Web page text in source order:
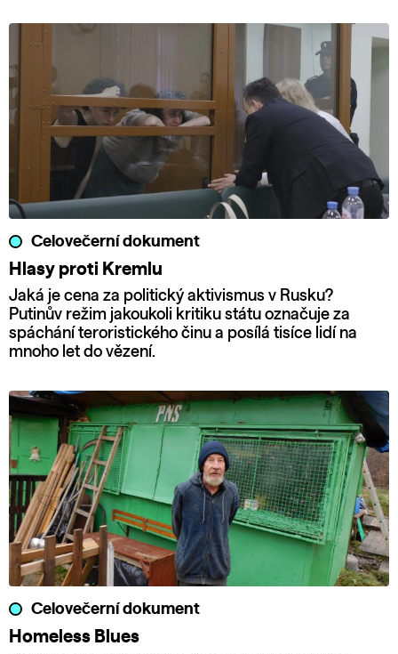
Celovečerní dokument
Hlasy proti Kremlu
Jaká je cena za politický aktivismus v Rusku?
Putinův režim jakoukoli kritiku státu označuje za
spáchání teroristického činu a posílá tisíce lidí na
mnoho let do vězení.
Celovečerní dokument
Homeless Blues